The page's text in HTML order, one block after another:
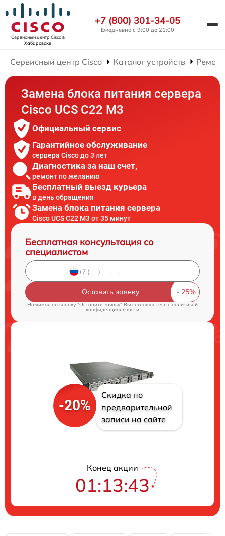
Сервисный центр Ciscoв
Хабаровске
+7 (800) 301-34-05
Ежедневно с 9:00 до 21:00
Сервисный центр Cisco Каталог устройств
Замена блока питания сервера
Cisco UCS C22 M3
Официальный сервис
Гарантийное обслуживание
сервера Cisco до 3 лет
Диагностика за наш счет,
ремонт по желанию
Бесплатный выезд курьера
в день обращения
Замена блока питания сервера
Cisco UCS C22 M3 от 35 минут
Бесплатная консультация со
специалистом
Оставить заявку
Нажимая на кнопку "Оставить заявку" Вы соглашаетесь cполитикой
конфиденциальности
-20%
Скидка по
предварительной
записи на сайте
Конец акции
01:13:42